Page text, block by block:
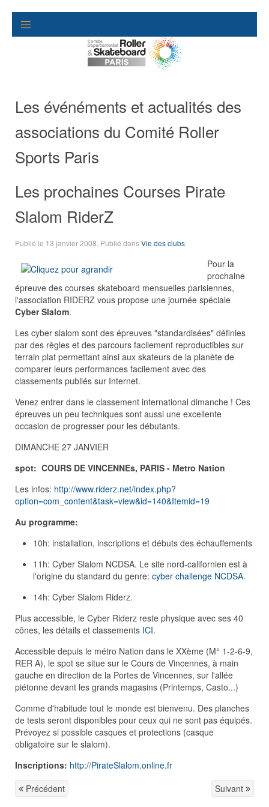
Les événéments et actualités des
associations du Comité Roller
Sports Paris
Les prochaines Courses Pirate
Slalom RiderZ
Publié le 13 janvier 2008 . Publié dansVie des clubs
Pour la
prochaine
épreuve des courses skateboard mensuelles parisiennes,
l'association RIDERZ vous propose une journée spéciale
Cyber Slalom.
Les cyber slalom sont des épreuves "standardisées" définies
par des règles et des parcours facilement reproductibles sur
terrain plat permettant ainsi aux skateurs de la planète de
comparer leurs performances facilement avec des
classements publiés sur Internet.
Venez entrer dans le classement international dimanche ! Ces
épreuves un peu techniques sont aussi une excellente
occasion de progresser pour les débutants.
DIMANCHE 27 JANVIER
spot: COURS DE VINCENNEs, PARIS - Metro Nation
Les infos: http://www.riderz.net/index.php?
option=com_content&task=view&id=140&Itemid=19
Au programme:
10h: installation, inscriptions et débuts des échauffements
11h: Cyber Slalom NCDSA. Le site nord-californien est à
l'origine du standard du genre: cyber challenge NCDSA.
14h: Cyber Slalom Riderz.
Plus accessible, le Cyber Riderz reste physique avec ses 40
cônes, les détails et classements ICI.
Accessible depuis le métro Nation dans le XXème (M° 1-2-6-9,
RER A), le spot se situe sur le Cours de Vincennes, à main
gauche en direction de la Portes de Vincennes, sur l'allée
piétonne devant les grands magasins (Printemps, Casto...)
Comme d'habitude tout le monde est bienvenu. Des planches
de tests seront disponibles pour ceux qui ne sont pas équipés.
Prévoyez si possible casques et protections (casque
obligatoire sur le slalom).
Inscriptions: http://PirateSlalom.online.fr
Précédent
Suivant